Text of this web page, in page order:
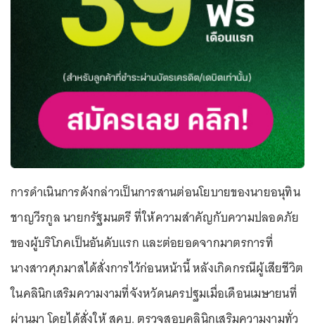
การดำเนินการดังกล่าวเป็นการสานต่อนโยบายของนายอนุทิน
ชาญวีรกูล นายกรัฐมนตรี ที่ให้ความสำคัญกับความปลอดภัย
ของผู้บริโภคเป็นอันดับแรก และต่อยอดจากมาตรการที่
นางสาวศุภมาสได้สั่งการไว้ก่อนหน้านี้ หลังเกิดกรณีผู้เสียชีวิต
ในคลินิกเสริมความงามที่จังหวัดนครปฐมเมื่อเดือนเมษายนที่
ผ่านมา โดยได้สั่งให้ สคบ. ตรวจสอบคลินิกเสริมความงามทั่ว